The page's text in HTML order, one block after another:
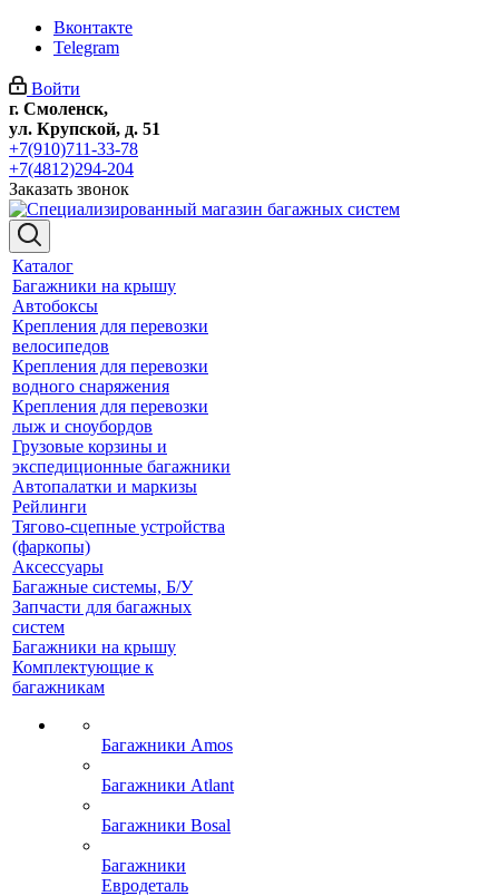
Вконтакте
Telegram
Войти
г. Смоленск,
ул. Крупской, д. 51
+7(910)711-33-78
+7(4812)294-204
Заказать звонок
Каталог
Багажники на крышу
Автобоксы
Крепления для перевозки
велосипедов
Крепления для перевозки
водного снаряжения
Крепления для перевозки
лыж и сноубордов
Грузовые корзины и
экспедиционные багажники
Автопалатки и маркизы
Рейлинги
Тягово-сцепные устройства
(фаркопы)
Аксессуары
Багажные системы, Б/У
Запчасти для багажных
систем
Багажники на крышу
Комплектующие к
багажникам
Багажники Amos
Багажники Atlant
Багажники Bosal
Багажники
Евродеталь